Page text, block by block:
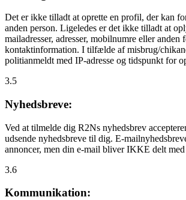
Det er ikke tilladt at oprette en profil, der kan
anden person. Ligeledes er det ikke tilladt at
mailadresser, adresser, mobilnumre eller anden
kontaktinformation. I tilfælde af misbrug/
politianmeldt med IP-adresse og tidspunkt for
3.5
Nyhedsbreve:
Ved at tilmelde dig R2Ns nyhedsbrev
udsende nyhedsbreve til dig. E-
annoncer, men din e-mail bliver IKKE delt med
3.6
Kommunikation: